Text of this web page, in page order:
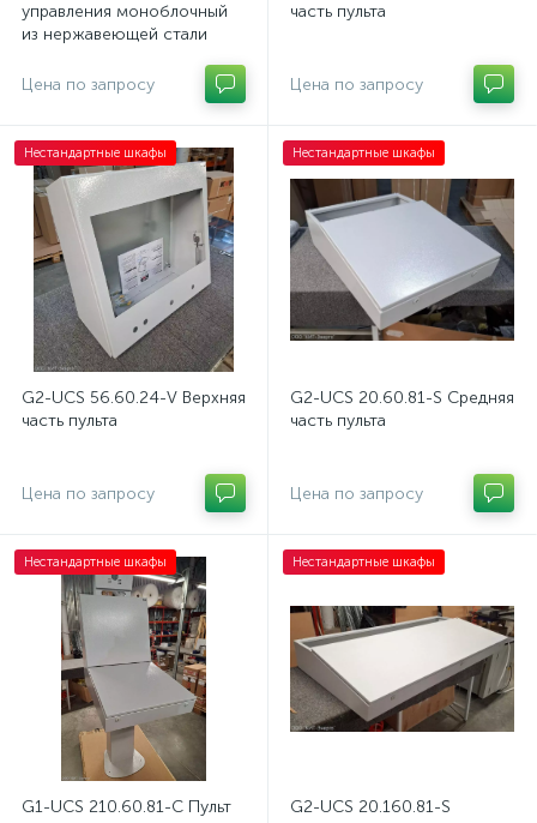
управления моноблочный
из нержавеющей стали
Цена по запросу
часть пульта
Цена по запросу
Нестандартные шкафы
G2-UCS 56.60.24-V Верхняя
часть пульта
Цена по запросу
Нестандартные шкафы
G2-UCS 20.60.81-S Средняя
часть пульта
Цена по запросу
Нестандартные шкафы
G1-UCS 210.60.81-C Пульт
Нестандартные шкафы
G2-UCS 20.160.81-S